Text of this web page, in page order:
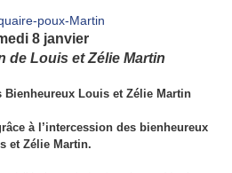
8 janvier
de Louis et Zélie Martin
Bienheureux Louis et Zélie Martin
à l’intercession des bienheureux
et Zélie Martin.